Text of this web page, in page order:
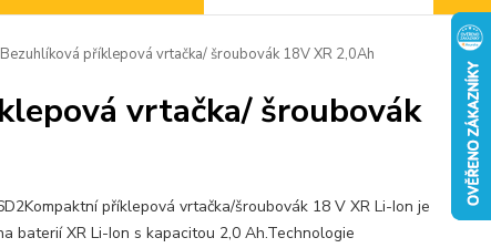
příklepová vrtačka/ šroubovák 18V XR 2,0Ah
vrtačka/ šroubovák
příklepová vrtačka/šroubovák 18 V XR Li-Ion je
baterií XR Li-Ion s kapacitou 2,0 Ah.Technologie